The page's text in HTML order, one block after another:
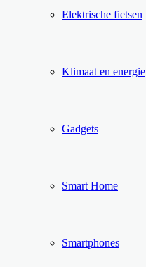
Elektrische fietsen
Klimaat en energie
Gadgets
Smart Home
Smartphones